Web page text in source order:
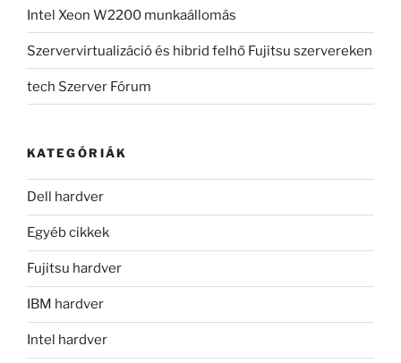
Intel Xeon W2200 munkaállomás
Szervervirtualizáció és hibrid felhő Fujitsu szervereken
tech Szerver Fórum
KATEGÓRIÁK
Dell hardver
Egyéb cikkek
Fujitsu hardver
IBM hardver
Intel hardver